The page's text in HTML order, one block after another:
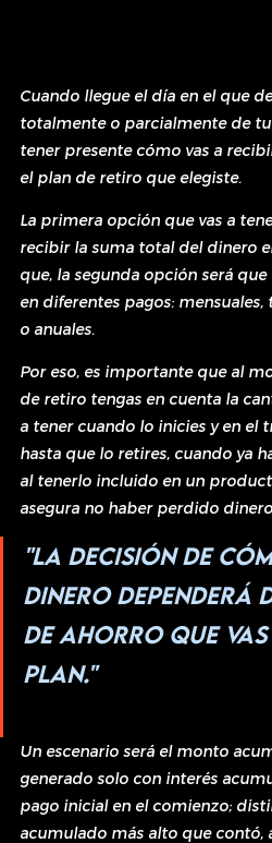
Cuando llegue el día en el que
totalmente o parcialmente de
tener presente cómo vas a
el plan de retiro que elegiste.
La primera opción que vas a
recibir la suma total del dinero
que, la segunda opción será
en diferentes pagos:
o anuales.
Por eso, es importante que al
de retiro tengas en cuenta la
a tener cuando lo inicies y en el
hasta que lo retires, cuando ya
al tenerlo incluido en un
asegura no haber perdido
"La decisión de
dinero dependerá
de ahorro que
plan."
Un escenario será el monto
generado solo con interés
pago inicial en el comienzo;
acumulado más alto que contó,